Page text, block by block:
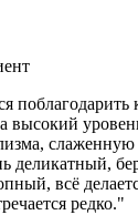
поблагодарить
высокий
слаженную
деликатный,
всё
редко."